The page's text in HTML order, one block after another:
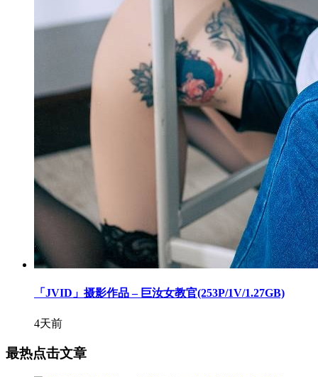
「JVID」摄影作品 – 巨汝女教官(253P/1V/1.27GB)
4天前
最热点击文章